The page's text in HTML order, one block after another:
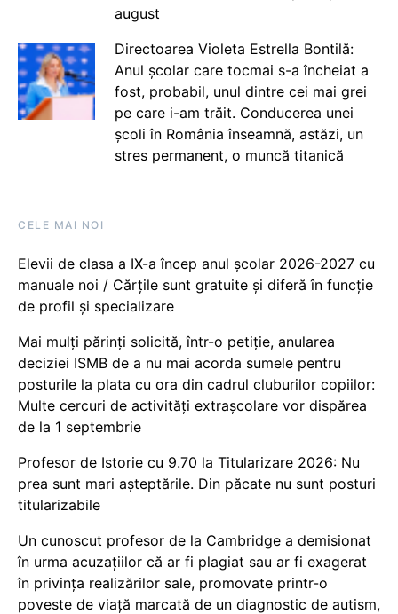
august
Directoarea Violeta Estrella Bontilă:
Anul școlar care tocmai s-a încheiat a
fost, probabil, unul dintre cei mai grei
pe care i-am trăit. Conducerea unei
școli în România înseamnă, astăzi, un
stres permanent, o muncă titanică
CELE MAI NOI
Elevii de clasa a IX-a încep anul școlar 2026-2027 cu
manuale noi / Cărțile sunt gratuite și diferă în funcție
de profil și specializare
Mai mulți părinți solicită, într-o petiție, anularea
deciziei ISMB de a nu mai acorda sumele pentru
posturile la plata cu ora din cadrul cluburilor copiilor:
Multe cercuri de activități extrașcolare vor dispărea
de la 1 septembrie
Profesor de Istorie cu 9.70 la Titularizare 2026: Nu
prea sunt mari așteptările. Din păcate nu sunt posturi
titularizabile
Un cunoscut profesor de la Cambridge a demisionat
în urma acuzațiilor că ar fi plagiat sau ar fi exagerat
în privința realizărilor sale, promovate printr-o
poveste de viață marcată de un diagnostic de autism,